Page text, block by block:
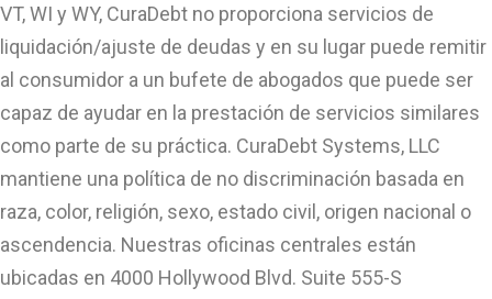
VT, WI y WY, CuraDebt no proporciona servicios de
liquidación/ajuste de deudas y en su lugar puede remitir
al consumidor a un bufete de abogados que puede ser
capaz de ayudar en la prestación de servicios similares
como parte de su práctica. CuraDebt Systems, LLC
mantiene una política de no discriminación basada en
raza, color, religión, sexo, estado civil, origen nacional o
ascendencia. Nuestras oficinas centrales están
ubicadas en 4000 Hollywood Blvd. Suite 555-S